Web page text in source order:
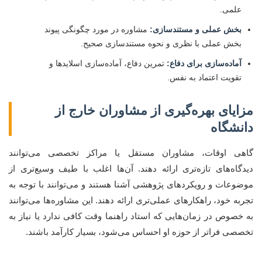
علمی.
بخش عملی و مستندسازی: مشاوره در مورد چگونگی پیوند
بخش عملی با نظری و نحوه مستندسازی صحیح.
آماده‌سازی برای دفاع: تمرین دفاع، آماده‌سازی اسلایدها و
تقویت اعتماد به نفس.
مزایای بهره‌گیری از مشاوران خارج از
دانشگاه
گاهی اوقات، مشاوران مستقل یا مراکز تخصصی می‌توانند
دیدگاه‌های تازه‌تری ارائه دهند. آن‌ها اغلب با طیف وسیع‌تری از
موضوعات و رویکردهای پژوهشی آشنا هستند و می‌توانند با توجه به
تجربه خود، راهکارهای عملی‌تری ارائه دهند. این مشاوره‌ها می‌توانند
به خصوص در زمان‌هایی که استاد راهنما وقت کافی ندارد یا نیاز به
تخصصی فراتر از حوزه او احساس می‌شود، بسیار کارآمد باشند.